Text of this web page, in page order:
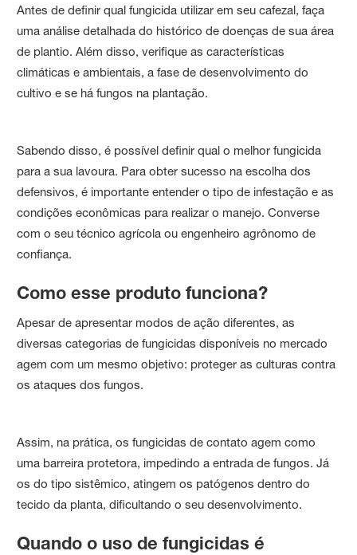
Antes de definir qual fungicida utilizar em seu cafezal, faça
uma análise detalhada do histórico de doenças de sua área
de plantio. Além disso, verifique as características
climáticas e ambientais, a fase de desenvolvimento do
cultivo e se há fungos na plantação.
Sabendo disso, é possível definir qual o melhor fungicida
para a sua lavoura. Para obter sucesso na escolha dos
defensivos, é importante entender o tipo de infestação e as
condições econômicas para realizar o manejo. Converse
com o seu técnico agrícola ou engenheiro agrônomo de
confiança.
Como esse produto funciona?
Apesar de apresentar modos de ação diferentes, as
diversas categorias de fungicidas disponíveis no mercado
agem com um mesmo objetivo: proteger as culturas contra
os ataques dos fungos.
Assim, na prática, os fungicidas de contato agem como
uma barreira protetora, impedindo a entrada de fungos. Já
os do tipo sistêmico, atingem os patógenos dentro do
tecido da planta, dificultando o seu desenvolvimento.
Quando o uso de fungicidas é